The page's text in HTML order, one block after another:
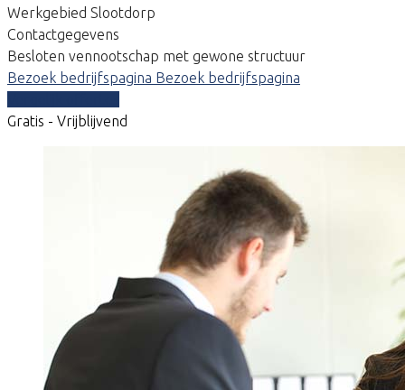
Werkgebied Slootdorp
Contactgegevens
Besloten vennootschap met gewone structuur
Bezoek bedrijfspagina Bezoek bedrijfspagina
Gratis - Vrijblijvend